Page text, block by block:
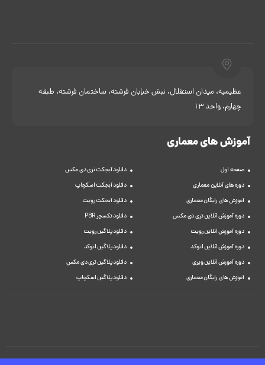
عظیمیه، میدان استقلال، نبش خیابان فرشته، ساختمان فرشته، طبقه
چهارم، واحد 13
آموزش های معماری
صفحه اول
دوره های آنلاین معماری
آموزش های رایگان معماری
دوره آموزش آنلاین تری دی مکس
دوره آموزش آنلاین رویت
دوره آموزش آنلاین اتوکد
دوره آموزش آنلاین ویری
آموزش های رایگان معماری
دانلود آبجکت تری دی مکس
دانلود آبجکت اسکچاپ
دانلود آبجکت رویت
دانلود تکسچر PBR
دانلود پلاگین رویت
دانلود پلاگین اتوکد
دانلود پلاگین تری دی مکس
دانلود پلاگین اسکچاپ